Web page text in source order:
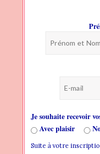
Votre Actualité
Je souhaite recevoir
Avec plaisir
Suite à votre